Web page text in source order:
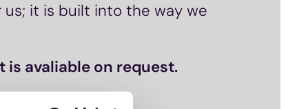
it is built into the way we
avaliable on request.